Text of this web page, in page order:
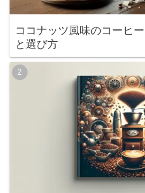
ココナッツ風味のコーヒ
と選び方